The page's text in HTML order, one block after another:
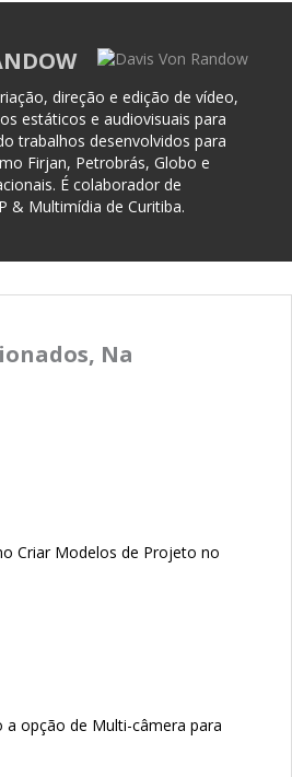
direção e edição de vídeo,
estáticos e audiovisuais para
trabalhos desenvolvidos para
Firjan, Petrobrás, Globo e
É colaborador de
& Multimídia de Curitiba.
Na
Criar Modelos de Projeto no
a opção de Multi-câmera para